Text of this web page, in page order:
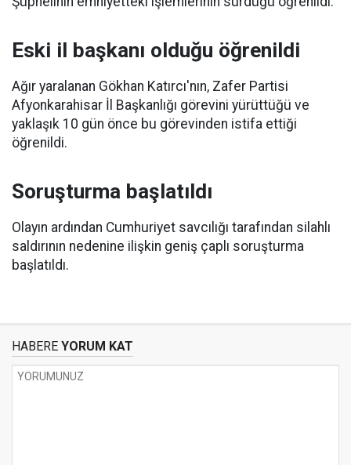
Eski il başkanı olduğu öğrenildi
Ağır yaralanan Gökhan Katırcı'nın, Zafer Partisi
Afyonkarahisar İl Başkanlığı görevini yürüttüğü ve
yaklaşık 10 gün önce bu görevinden istifa ettiği
öğrenildi.
Soruşturma başlatıldı
Olayın ardından Cumhuriyet savcılığı tarafından silahlı
saldırının nedenine ilişkin geniş çaplı soruşturma
başlatıldı.
HABERE YORUM KAT